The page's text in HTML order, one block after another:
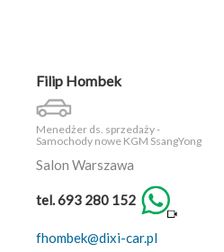
Filip Hombek
Menedżer ds. sprzedaży -
Samochody nowe KGM SsangYong
Salon Warszawa
tel. 693 280 152
fhombek@dixi-car.pl